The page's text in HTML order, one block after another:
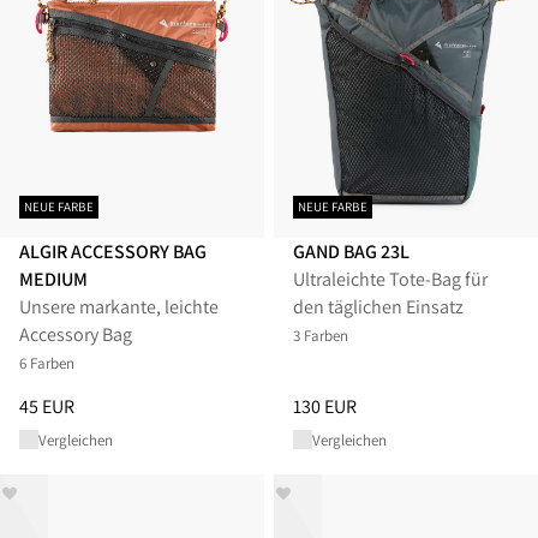
NEUE FARBE
ALGIR ACCESSORY BAG
MEDIUM
Unsere markante, leichte
Accessory Bag
6 Farben
Preis:45 EUR, reduziert von 45 EUR
45 EUR
Vergleichen
NEUE FARBE
GAND BAG 23L
Ultraleichte Tote‑Bag für
den täglichen Einsatz
3 Farben
Preis:130 EUR, reduziert von
130 EUR
Vergleichen